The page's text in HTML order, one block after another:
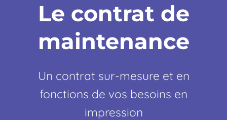
Le contrat de
maintenance
Un contrat sur-mesure et en
fonctions de vos besoins en
impression